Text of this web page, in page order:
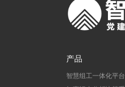
产品
智慧组工一体化平台